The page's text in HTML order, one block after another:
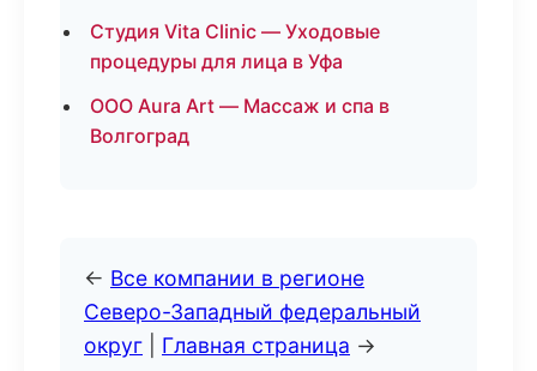
Студия Vita Clinic — Уходовые
процедуры для лица в Уфа
ООО Aura Art — Массаж и спа в
Волгоград
← Все компании в регионе
Северо-Западный федеральный
округ
Главная страница →